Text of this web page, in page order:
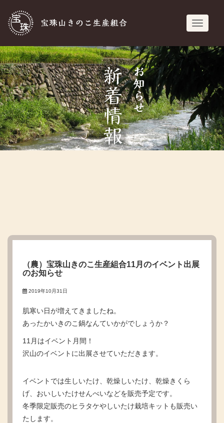
宝珠山きのこ生
（農）宝珠山きのこ生産組合11月のイベント出展
のお知らせ
2019年10月31日
肌寒い日が増えてきましたね。
あったかいきのこ鍋なんていかがでしょうか？
11月はイベント月間！
沢山のイベントに出展させていただきます。
イベントでは生しいたけ、乾燥しいたけ、乾燥きくら
げ、おいしいたけせんべいなどを販売予定です。
冬季限定販売のヒラタケやしいたけ栽培キットも販売い
たします。